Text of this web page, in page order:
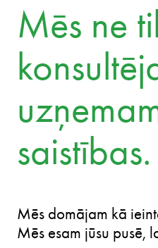
Mēs ne
saistības.
Mēs domājam kā
Mēs esam jūsu pusē,